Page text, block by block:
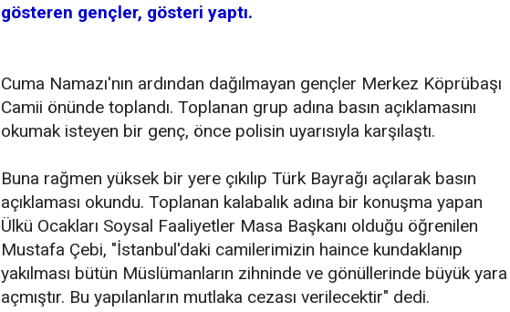
gösteren gençler, gösteri yaptı.
Cuma Namazı'nın ardından dağılmayan gençler Merkez Köprübaşı
Camii önünde toplandı. Toplanan grup adına basın açıklamasını
okumak isteyen bir genç, önce polisin uyarısıyla karşılaştı.
Buna rağmen yüksek bir yere çıkılıp Türk Bayrağı açılarak basın
açıklaması okundu. Toplanan kalabalık adına bir konuşma yapan
Ülkü Ocakları Soysal Faaliyetler Masa Başkanı olduğu öğrenilen
Mustafa Çebi, "İstanbul'daki camilerimizin haince kundaklanıp
yakılması bütün Müslümanların zihninde ve gönüllerinde büyük yara
açmıştır. Bu yapılanların mutlaka cezası verilecektir" dedi.